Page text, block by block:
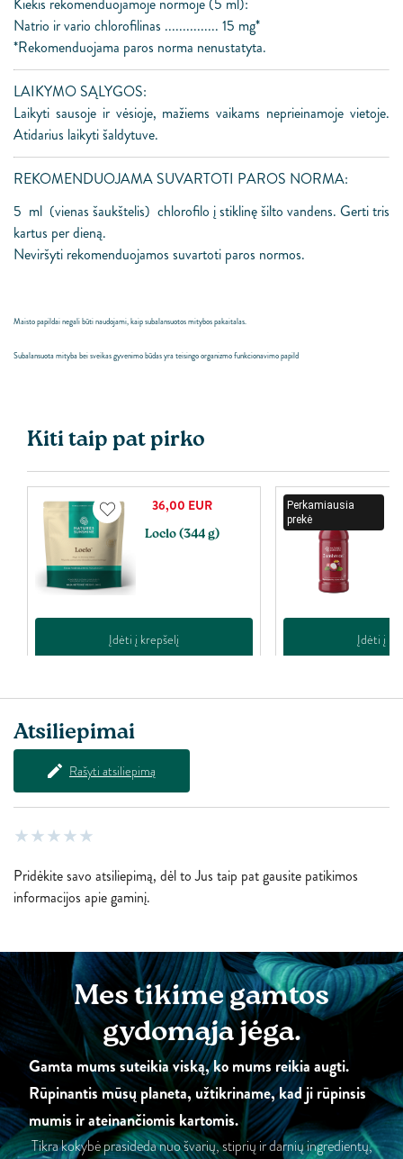
Natrio ir vario chlorofilinas ............... 15 mg*
*Rekomenduojama paros norma nenustatyta.
LAIKYMO SĄLYGOS:
Laikyti sausoje ir vėsioje, mažiems vaikams neprieinamoje vietoje.
Atidarius laikyti šaldytuve.
REKOMENDUOJAMA SUVARTOTI PAROS NORMA:
5 ml (vienas šaukštelis) chlorofilo į stiklinę šilto vandens. Gerti tris
kartus per dieną.
Neviršyti rekomenduojamos suvartoti paros normos.
Maisto papildai negali būti naudojami, kaip subalansuotos mitybos pakaitalas.
Subalansuota mityba bei sveikas gyvenimo būdas yra teisingo organizmo funkcionavimo papild
Kiti taip pat pirko
36,00 EUR
Loclo (344 g)
Įdėti į krepšelį
Perkamiausia
prekė
Įdėti į
Atsiliepimai
Rašyti atsiliepimą
Pridėkite savo atsiliepimą, dėl to Jus taip pat gausite patikimos
informacijos apie gaminį.
Mes tikime gamtos
gydomąja jėga.
Gamta mums suteikia viską, ko mums reikia augti.
Rūpinantis mūsų planeta, užtikriname, kad ji rūpinsis
mumis ir ateinančiomis kartomis.
Tikra kokybė prasideda nuo švarių, stiprių ir darnių ingredientų,